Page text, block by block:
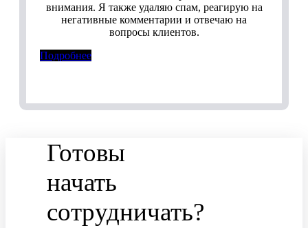
внимания. Я также удаляю спам, реагирую на
негативные комментарии и отвечаю на
вопросы клиентов.
Подробнее
Готовы
начать
сотрудничать?